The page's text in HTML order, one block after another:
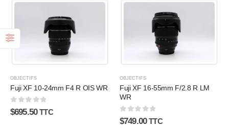
OBJECTIFS
Fuji XF 10-24mm F4 R OIS WR
0sur 5
$695.50 TTC
OBJECTIFS
Fuji XF 16-55mm F/2.8 R LM
WR
0sur 5
$749.00 TTC